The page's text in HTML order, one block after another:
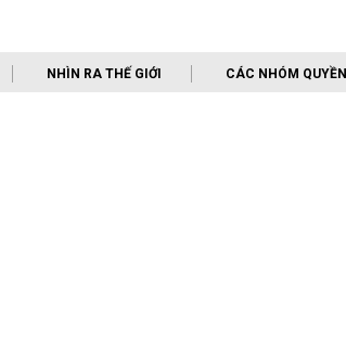
NHÌN RA THẾ GIỚI CÁC NHÓM QUYỀN